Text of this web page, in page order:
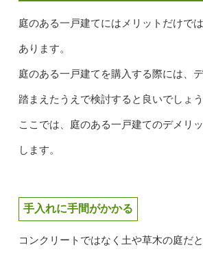
庭のある一戸建てにはメリットだけで
あります。
庭のある一戸建てを購入する際には、
踏まえたうえで検討すると良いでしょう
ここでは、庭のある一戸建てのデメリ
します。
手入れに手間がかかる
コンクリートではなく土や草木の庭だ